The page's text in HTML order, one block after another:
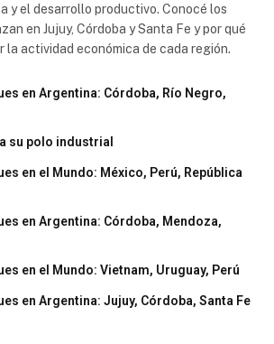
y el desarrollo productivo. Conocé los
en Jujuy, Córdoba y Santa Fe y por qué
la actividad económica de cada región.
en Argentina: Córdoba, Río Negro,
su polo industrial
en el Mundo: México, Perú, República
en Argentina: Córdoba, Mendoza,
en el Mundo: Vietnam, Uruguay, Perú
en Argentina: Jujuy, Córdoba, Santa Fe